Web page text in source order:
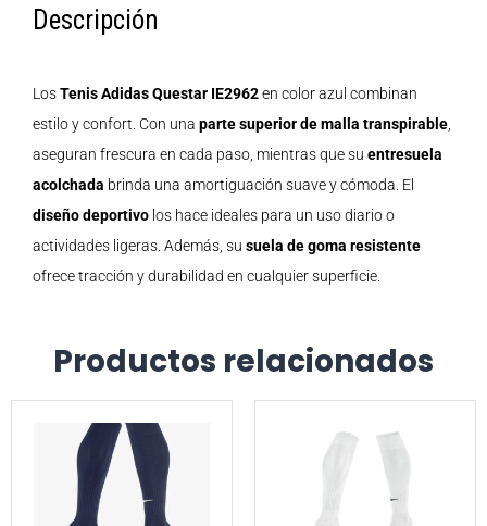
Descripción
LosTenis Adidas Questar IE2962en color azul combinan
estilo y confort. Con una parte superior de malla transpirable,
aseguran frescura en cada paso, mientras que su entresuela
acolchada brinda una amortiguación suave y cómoda. El
diseño deportivo los hace ideales para un uso diario o
actividades ligeras. Además, su suela de goma resistente
ofrece tracción y durabilidad en cualquier superficie.
Productos relacionados